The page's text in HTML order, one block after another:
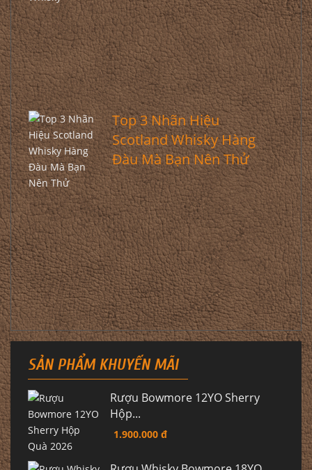
Top 3 Nhãn Hiệu
Scotland Whisky Hàng
Đàu Mà Bạn Nên Thử
SẢN PHẨM KHUYẾN MÃI
Rượu Bowmore 12YO Sherry
Hộp...
1.900.000 đ